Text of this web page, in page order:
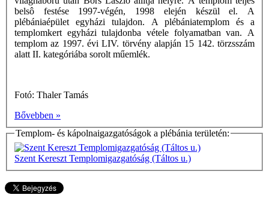
belsô festése 1997-végén, 1998 elején készül el. A
plébániaépület egyházi tulajdon. A plébániatemplom és a
templomkert egyházi tulajdonba vétele folyamatban van. A
templom az 1997. évi LIV. törvény alapján 15 142. törzsszám
alatt II. kategóriába sorolt műemlék.
Fotó: Thaler Tamás
Bővebben »
Templom- és kápolnaigazgatóságok a plébánia területén:
Szent Kereszt Templomigazgatóság (Táltos u.)